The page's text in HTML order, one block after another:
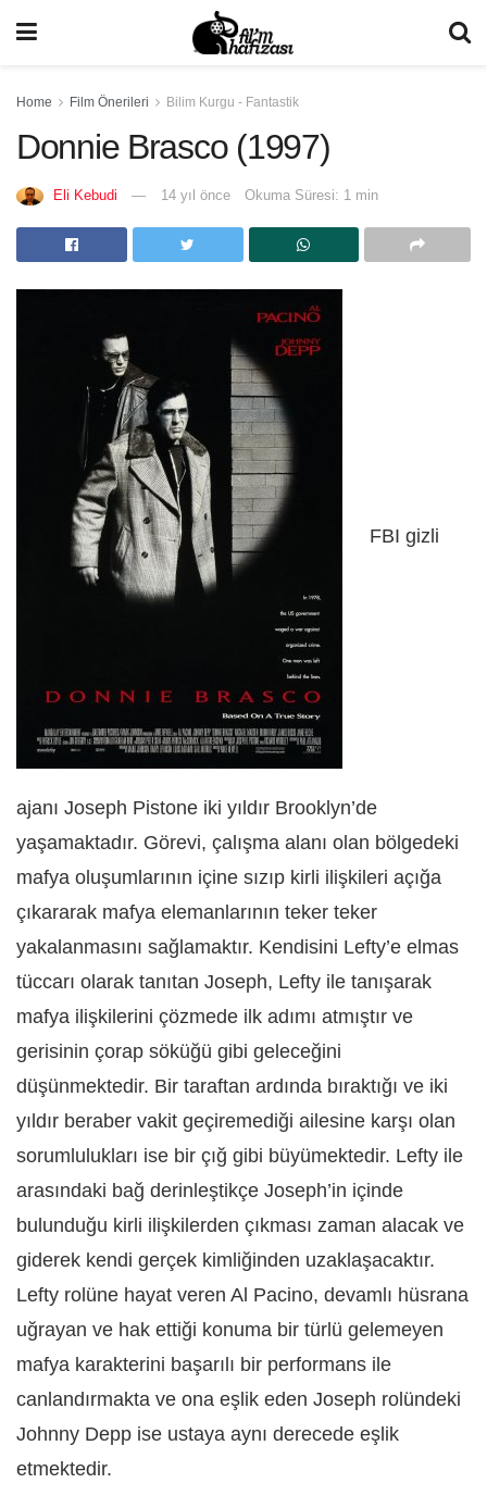
Home Film Önerileri Bilim Kurgu - Fantastik
Donnie Brasco (1997)
Eli Kebudi 14 yıl önce Okuma Süresi: 1 min
FBI gizli
ajanı Joseph Pistone iki yıldır Brooklyn’de
yaşamaktadır. Görevi, çalışma alanı olan bölgedeki
mafya oluşumlarının içine sızıp kirli ilişkileri açığa
çıkararak mafya elemanlarının teker teker
yakalanmasını sağlamaktır. Kendisini Lefty’e elmas
tüccarı olarak tanıtan Joseph, Lefty ile tanışarak
mafya ilişkilerini çözmede ilk adımı atmıştır ve
gerisinin çorap söküğü gibi geleceğini
düşünmektedir. Bir taraftan ardında bıraktığı ve iki
yıldır beraber vakit geçiremediği ailesine karşı olan
sorumlulukları ise bir çığ gibi büyümektedir. Lefty ile
arasındaki bağ derinleştikçe Joseph’in içinde
bulunduğu kirli ilişkilerden çıkması zaman alacak ve
giderek kendi gerçek kimliğinden uzaklaşacaktır.
Lefty rolüne hayat veren Al Pacino, devamlı hüsrana
uğrayan ve hak ettiği konuma bir türlü gelemeyen
mafya karakterini başarılı bir performans ile
canlandırmakta ve ona eşlik eden Joseph rolündeki
Johnny Depp ise ustaya aynı derecede eşlik
etmektedir.